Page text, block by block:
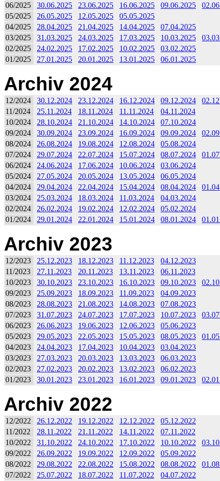
06/2025
30.06.2025 23.06.2025 16.06.2025 09.06.2025
05/2025
26.05.2025 12.05.2025
05.05.2025
04/2025
28.04.2025 21.04.2025 14.04.2025
07.04.2025
03/2025
31.03.2025 24.03.2025 17.03.2025 10.03.2025
02/2025
24.02.2025 17.02.2025 10.02.2025
03.02.2025
01/2025
27.01.2025 20.01.2025 13.01.2025 06.01.2025
Archiv 2024
12/2024 30.12.2024 23.12.2024 16.12.2024 09.12.2024
11/2024
25.11.2024 18.11.2024 11.11.2024
04.11.2024
10/2024
28.10.2024 21.10.2024 14.10.2024
07.10.2024
09/2024
30.09.2024 23.09.2024 16.09.2024 09.09.2024
08/2024
26.08.2024 19.08.2024 12.08.2024
05.08.2024
07/2024
29.07.2024 22.07.2024 15.07.2024 08.07.2024
06/2024
24.06.2024 17.06.2024 10.06.2024
03.06.2024
05/2024
27.05.2024 20.05.2024 13.05.2024
06.05.2024
04/2024
29.04.2024 22.04.2024 15.04.2024 08.04.2024
03/2024
25.03.2024 18.03.2024 11.03.2024
04.03.2024
02/2024
26.02.2024 19.02.2024 12.02.2024
05.02.2024
01/2024
29.01.2024 22.01.2024 15.01.2024 08.01.2024
Archiv 2023
12/2023 25.12.2023 18.12.2023 11.12.2023
04.12.2023
11/2023
27.11.2023 20.11.2023 13.11.2023
06.11.2023
10/2023
30.10.2023 23.10.2023 16.10.2023 09.10.2023
09/2023
25.09.2023 18.09.2023 11.09.2023
04.09.2023
08/2023
28.08.2023 21.08.2023 14.08.2023
07.08.2023
07/2023
31.07.2023 24.07.2023 17.07.2023 10.07.2023
06/2023
26.06.2023 19.06.2023 12.06.2023
05.06.2023
05/2023
29.05.2023 22.05.2023 15.05.2023 08.05.2023
04/2023
24.04.2023 17.04.2023 10.04.2023
03.04.2023
03/2023
27.03.2023 20.03.2023 13.03.2023
06.03.2023
02/2023
27.02.2023 20.02.2023 13.02.2023
06.02.2023
01/2023
30.01.2023 23.01.2023 16.01.2023 09.01.2023
Archiv 2022
12/2022 26.12.2022 19.12.2022 12.12.2022
05.12.2022
11/2022
28.11.2022 21.11.2022 14.11.2022
07.11.2022
10/2022
31.10.2022 24.10.2022 17.10.2022 10.10.2022
09/2022
26.09.2022 19.09.2022 12.09.2022
05.09.2022
08/2022
29.08.2022 22.08.2022 15.08.2022 08.08.2022
07/2022
25.07.2022 18.07.2022 11.07.2022
04.07.2022